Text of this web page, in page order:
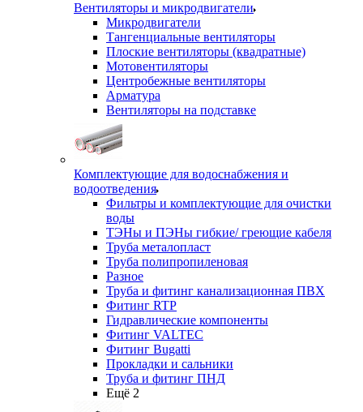
Вентиляторы и микродвигатели
Микродвигатели
Тангенциальные вентиляторы
Плоские вентиляторы (квадратные)
Мотовентиляторы
Центробежные вентиляторы
Арматура
Вентиляторы на подставке
Комплектующие для водоснабжения и
водоотведения
Фильтры и комплектующие для очистки
воды
ТЭНы и ПЭНы гибкие/ греющие кабеля
Труба металопласт
Труба полипропиленовая
Разное
Труба и фитинг канализационная ПВХ
Фитинг RTP
Гидравлические компоненты
Фитинг VALTEC
Фитинг Bugatti
Прокладки и сальники
Труба и фитинг ПНД
Ещё 2